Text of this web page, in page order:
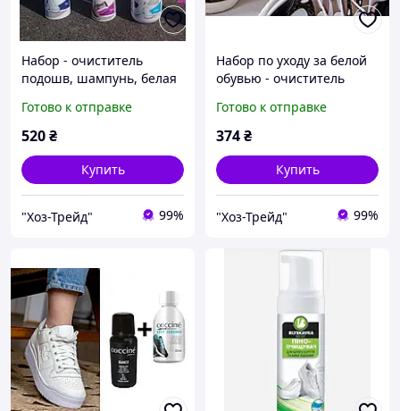
Набор - очиститель
подошв, шампунь, белая
Coccine
Готово к отправке
520₴
Купить
"Хоз-Трейд" 99%
Набор по уходу за белой
обувью - очиститель
обуви и подошв Coccine
Готово к отправке
374₴
Купить
"Хоз-Трейд" 99%